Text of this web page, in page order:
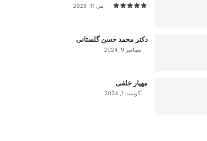
می 11, 2026
دکتر محمد حسن گلستانی
سپتامبر 9, 2024
مهیار خلقی
آگوست 1, 2024